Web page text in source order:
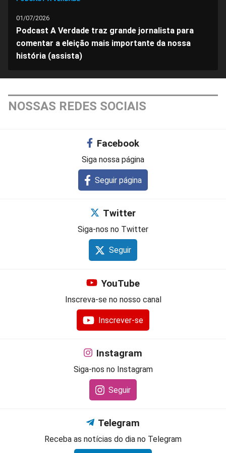
01/07/2026
Podcast A Verdade traz grande jornalista para
comentar a eleição mais importante da nossa
história (assista)
NOSSAS REDES SOCIAIS
Facebook
Siga nossa página
Seguir página
Twitter
Siga-nos no Twitter
Seguir
YouTube
Inscreva-se no nosso canal
Inscrever-se
Instagram
Siga-nos no Instagram
Seguir
Telegram
Receba as notícias do dia no Telegram